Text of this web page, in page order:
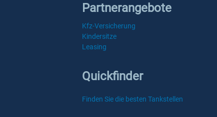
Partnerangebote
Kfz-Versicherung
Kindersitze
Leasing
Quickfinder
Finden Sie die besten Tankstellen